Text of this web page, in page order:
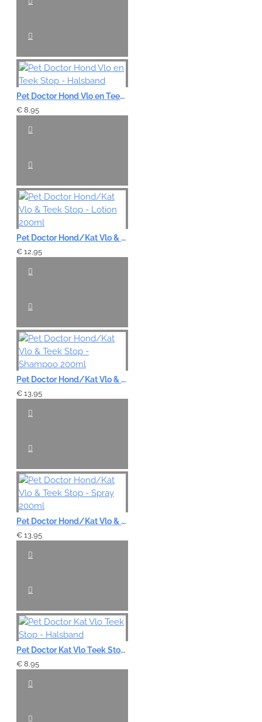
Pet Doctor Hond Vlo en Teek Stop - Halsband
€ 8,95
Pet Doctor Hond/Kat Vlo & Teek Stop - Lotion 200ml
€ 12,95
Pet Doctor Hond/Kat Vlo & Teek Stop - Shampoo 200ml
€ 13,95
Pet Doctor Hond/Kat Vlo & Teek Stop - Spray 200ml
€ 13,95
Pet Doctor Kat Vlo Teek Stop - Halsband
€ 8,95